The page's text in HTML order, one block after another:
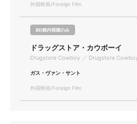
外国映画/Foreign Film
BD館内視聴のみ
ドラッグストア・カウボーイ
Drugstore Cowboy ／ Drugstore
ガス・ヴァン・サント
外国映画/Foreign Film